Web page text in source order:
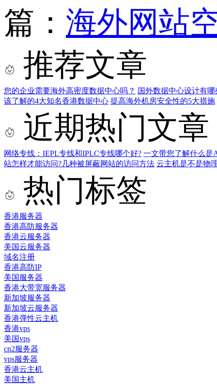
篇： 海外网站
推荐文章
您的企业需要海外高密度数据中心吗？ 国外数据中心设计有
该了解的4大知名香港数据中心 提高海外机房安全性的5大措施
近期热门文章
网络专线：IEPL专线和IPLC专线哪个好? 一文带您了解什么是
站怎样才能访问?几种被屏蔽网站的访问方法 云主机是不是物
热门标签
香港服务器
香港高防服务器
香港云服务器
美国云服务器
域名注册
香港高防IP
美国服务器
香港大带宽服务器
新加坡服务器
新加坡云服务器
香港弹性云主机
香港vps
美国vps
cn2服务器
vps服务器
香港云主机
美国主机